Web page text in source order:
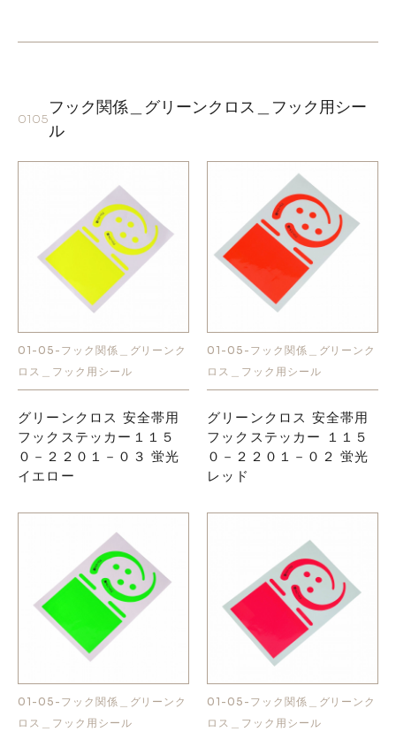
0105
フック関係＿グリーンクロス＿フック用シー
ル
01-05-フック関係＿グリーンク
ロス＿フック用シール
グリーンクロス 安全帯用
フックステッカー１１５
０－２２０１－０３ 蛍光
イエロー
01-05-フック関係＿グリーンク
ロス＿フック用シール
グリーンクロス 安全帯用
フックステッカー １１５
０－２２０１－０２ 蛍光
レッド
01-05-フック関係＿グリーンク
ロス＿フック用シール
01-05-フック関係＿グリーンク
ロス＿フック用シール